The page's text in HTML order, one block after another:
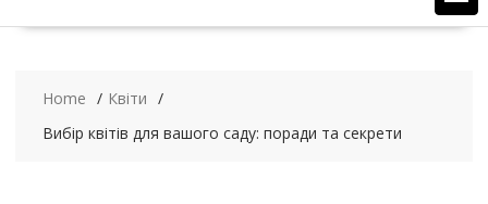
t
Home
Квіти
Вибір квітів для вашого саду: поради та секрети